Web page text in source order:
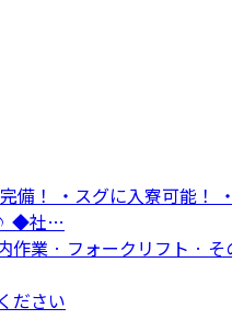
備！ ・スグに入寮可能
♪ ◆社…
作業 · フォークリフト ·
ださい